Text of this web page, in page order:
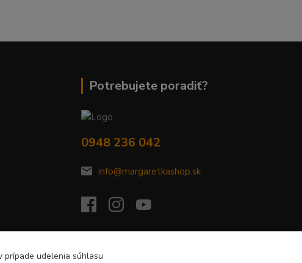
Potrebujete poradiť?
0948 236 042
info@margaretkashop.sk
prípade udelenia súhlasu